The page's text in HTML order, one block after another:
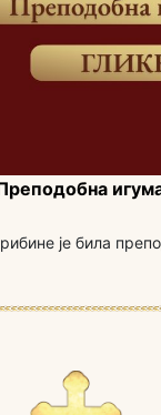
је била